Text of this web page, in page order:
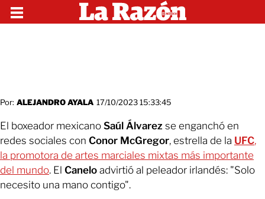
Por: ALEJANDRO AYALA 17/10/2023 15:33:45
El boxeador mexicano Saúl Álvarez se enganchó en
redes sociales con Conor McGregor, estrella de la UFC,
la promotora de artes marciales mixtas más importante
del mundo. El Canelo advirtió al peleador irlandés: "Solo
necesito una mano contigo".